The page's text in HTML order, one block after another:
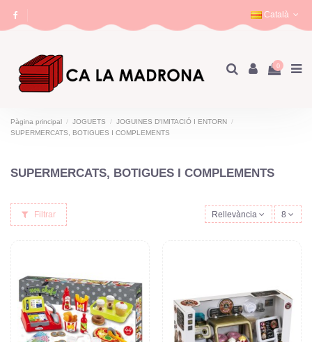
Català
0
Pàgina principal JOGUETS
JOGUINES D'IMITACIÓ I ENTORN
SUPERMERCATS, BOTIGUES I COMPLEMENTS
SUPERMERCATS, BOTIGUES I COMPLEMENTS
Filtrar Rellevància 8